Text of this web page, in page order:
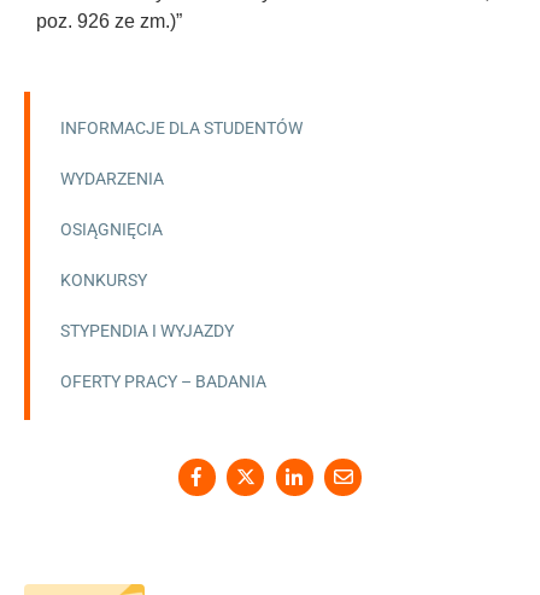
poz. 926 ze zm.)”
INFORMACJE DLA STUDENTÓW
WYDARZENIA
OSIĄGNIĘCIA
KONKURSY
STYPENDIA I WYJAZDY
OFERTY PRACY – BADANIA